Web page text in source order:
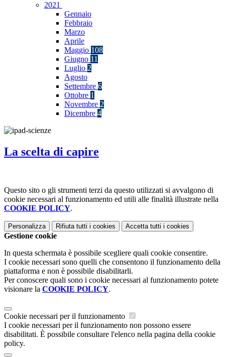
2021
Gennaio
Febbraio
Marzo
Aprile
Maggio 108
Giugno 11
Luglio 2
Agosto
Settembre 6
Ottobre 1
Novembre 2
Dicembre 4
La scelta di capire
Questo sito o gli strumenti terzi da questo utilizzati si avvalgono di
cookie necessari al funzionamento ed utili alle finalità illustrate nella
COOKIE POLICY.
Personalizza Rifiuta tutti i cookies Accetta tutti i cookies
Gestione cookie
In questa schermata è possibile scegliere quali cookie consentire.
I cookie necessari sono quelli che consentono il funzionamento della
piattaforma e non è possibile disabilitarli.
Per conoscere quali sono i cookie necessari al funzionamento potete
visionare la COOKIE POLICY.
Cookie necessari per il funzionamento
I cookie necessari per il funzionamento non possono essere
disabilitati. È possibile consultare l'elenco nella pagina della cookie
policy.